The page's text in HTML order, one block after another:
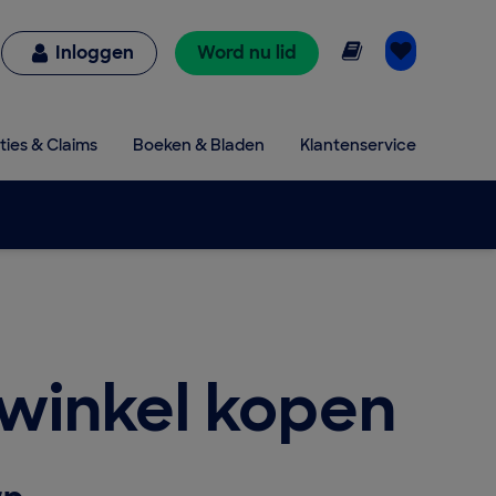
Inloggen Word nu lid Online lezen
& Claims Boeken & Bladen Klantenservice
kopen